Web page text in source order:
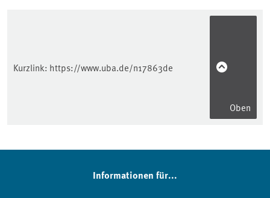
Kurzlink: https://www.uba.de/n17863de
Oben
Informationen für...